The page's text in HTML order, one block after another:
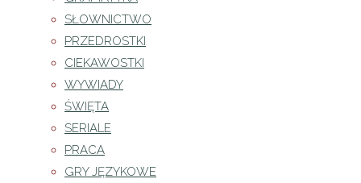
SŁOWNICTWO
PRZEDROSTKI
CIEKAWOSTKI
WYWIADY
ŚWIĘTA
SERIALE
PRACA
GRY JĘZYKOWE
Hamburg
leży w
północnych
Niemczech
i jest
drugim
(tuż po
Berlinie)